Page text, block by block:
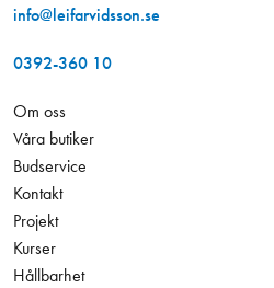
info@leifarvidsson.se
0392-360 10
Om oss
Våra butiker
Budservice
Kontakt
Projekt
Kurser
Hållbarhet